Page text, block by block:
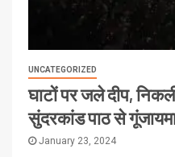
UNCATEGORIZED
घाटों पर जले दीप,
सुंदरकांड पाठ से
January 23, 2024